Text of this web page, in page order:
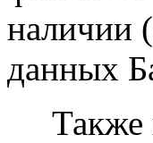
наличии
данных
Также